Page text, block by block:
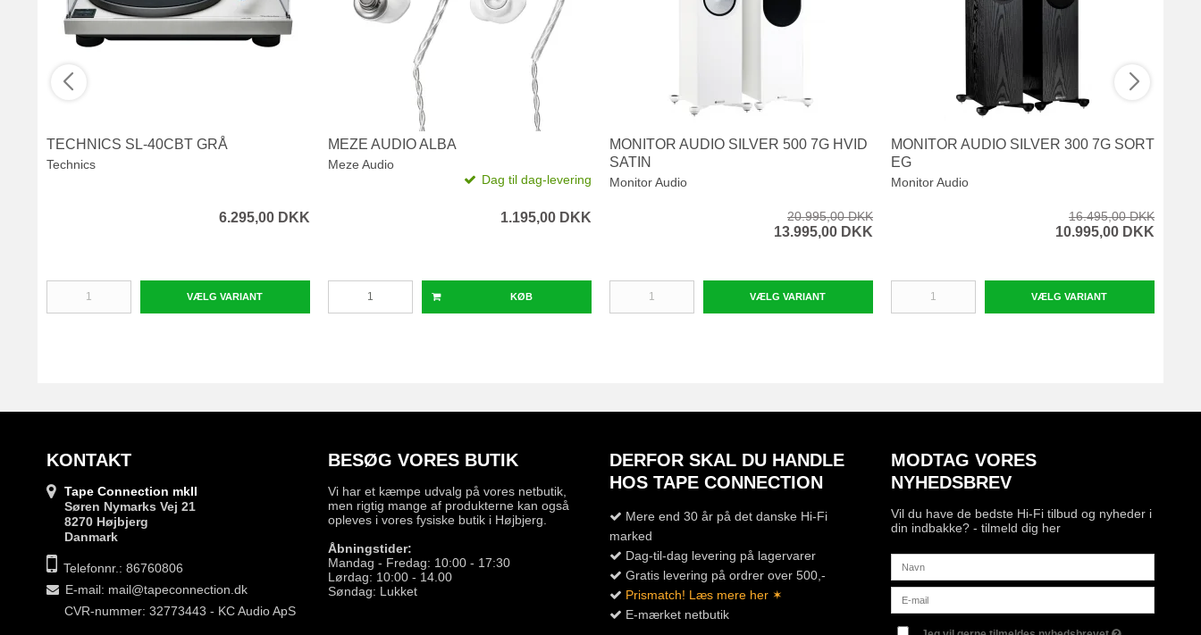
TECHNICS SL-40CBT GRÅ
Technics
6.295,00 DKK
VÆLG VARIANT
MEZE AUDIO ALBA
Meze Audio
Dag til dag-levering
1.195,00 DKK
KØB
MONITOR AUDIO SILVER 500 7G HVID
SATIN
Monitor Audio
20.995,00 DKK
13.995,00 DKK
VÆLG VARIANT
MONITOR AUDIO SILVER 300 7G SORT
EG
Monitor Audio
16.495,00 DKK
10.995,00 DKK
VÆLG VARIANT
KONTAKT
Tape Connection mkII
Søren Nymarks Vej 21
8270 Højbjerg
Danmark
Telefonnr.: 86760806
E-mail: mail@tapeconnection.dk
CVR-nummer: 32773443 - KC Audio ApS
BESØG VORES BUTIK
Vi har et kæmpe udvalg på vores netbutik,
men rigtig mange af produkterne kan også
opleves i vores fysiske butik i Højbjerg.
Åbningstider:
Mandag - Fredag: 10:00 - 17:30
Lørdag: 10:00 - 14.00
Søndag: Lukket
DERFOR SKAL DU HANDLE
HOS TAPE CONNECTION
Mere end 30 år på det danske Hi-Fi
marked
Dag-til-dag levering på lagervarer
Gratis levering på ordrer over 500,-
Prismatch! Læs mere her ✶
E-mærket netbutik
MODTAG VORES
NYHEDSBREV
Vil du have de bedste Hi-Fi tilbud og nyheder i
din indbakke? - tilmeld dig her